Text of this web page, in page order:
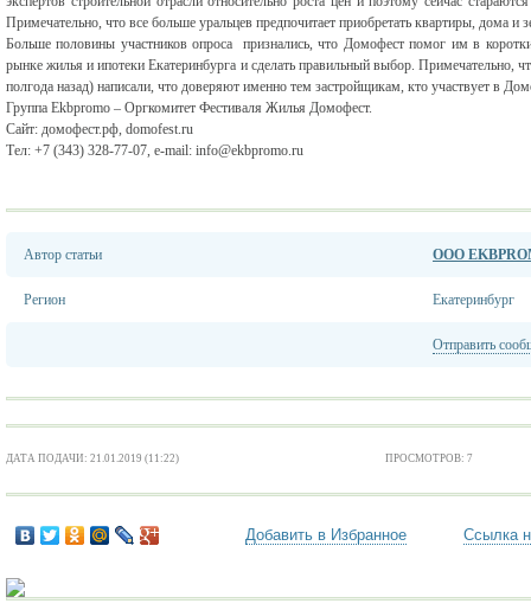
Примечательно, что все больше уральцев предпочитает приобретать квартиры, дома
Больше половины участников опроса признались, что Домофест помог им в
рынке жилья и ипотеки Екатеринбурга и сделать правильный выбор. Примечательно,
полгода назад) написали, что доверяют именно тем застройщикам, кто участвует в
Группа Ekbpromo – Оргкомитет Фестиваля Жилья Домофест.
Сайт: домофест.рф, domofest.ru
Тел: +7 (343) 328-77-07, e-mail: info@ekbpromo.ru
Автор статьи ООО
Регион Екатеринбург
Отправить
ДАТА ПОДАЧИ: 21.01.2019 (11:22) ПРОСМОТРОВ: 7
Добавить в Избранное Ссылка